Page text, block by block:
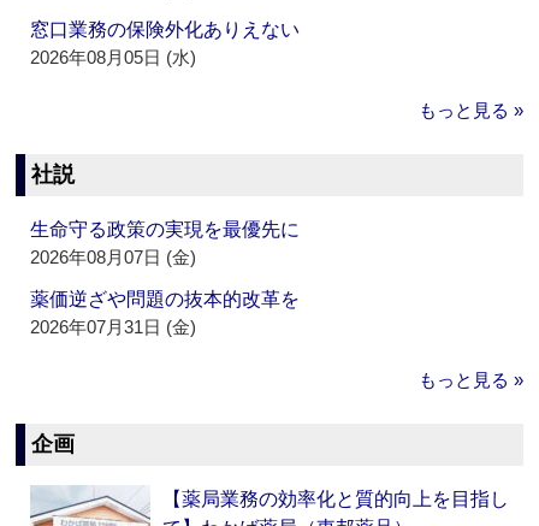
窓口業務の保険外化ありえない
2026年08月05日 (水)
もっと見る »
社説
生命守る政策の実現を最優先に
2026年08月07日 (金)
薬価逆ざや問題の抜本的改革を
2026年07月31日 (金)
もっと見る »
企画
【薬局業務の効率化と質的向上を目指し